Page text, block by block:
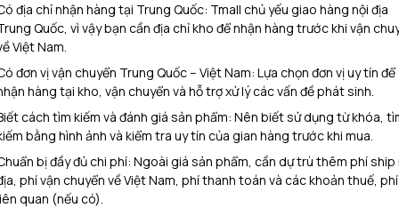
địa chỉ nhận hàng tại Trung Quốc: Tmall chủ yếu giao hàng nội địa
Quốc, vì vậy bạn cần địa chỉ kho để nhận hàng trước khi vận
Việt Nam.
đơn vị vận chuyển Trung Quốc – Việt Nam: Lựa chọn đơn vị uy tín để
hàng tại kho, vận chuyển và hỗ trợ xử lý các vấn đề phát sinh.
cách tìm kiếm và đánh giá sản phẩm: Nên biết sử dụng từ khóa,
bằng hình ảnh và kiểm tra uy tín của gian hàng trước khi mua.
bị đầy đủ chi phí: Ngoài giá sản phẩm, cần dự trù thêm phí ship
phí vận chuyển về Việt Nam, phí thanh toán và các khoản thuế, phí
quan (nếu có).